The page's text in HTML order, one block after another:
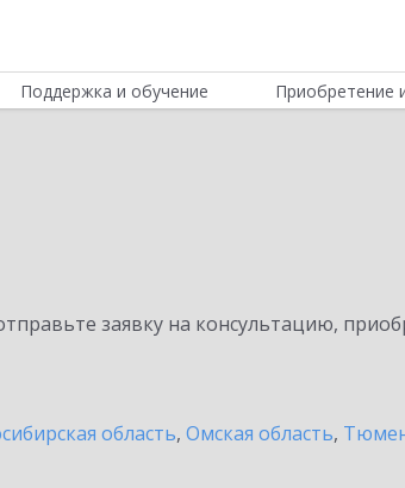
Поддержка и обучение Приобретение
заявку на консультацию,
область, Омская область,